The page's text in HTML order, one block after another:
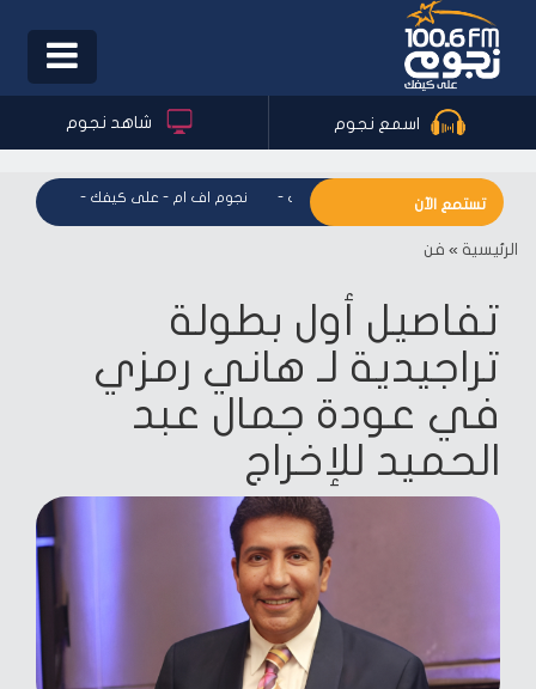
Toggle
اسمع نجوم شاهد نجوم
تستمع الآن - نجوم اف ام - على كيفك - نجوم اف ام - على كيفك نجوم
الرئيسية » فن
تفاصيل أول بطولة
تراجيدية لـ هاني رمزي
في عودة جمال عبد
الحميد للإخراج